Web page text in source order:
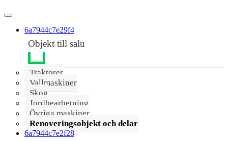
6a7944c7e29f4
Objekt till salu
Traktorer
Vallmaskiner
Skog
Jordbearbetning
Övriga maskiner
Renoveringsobjekt och delar
6a7944c7e2f28